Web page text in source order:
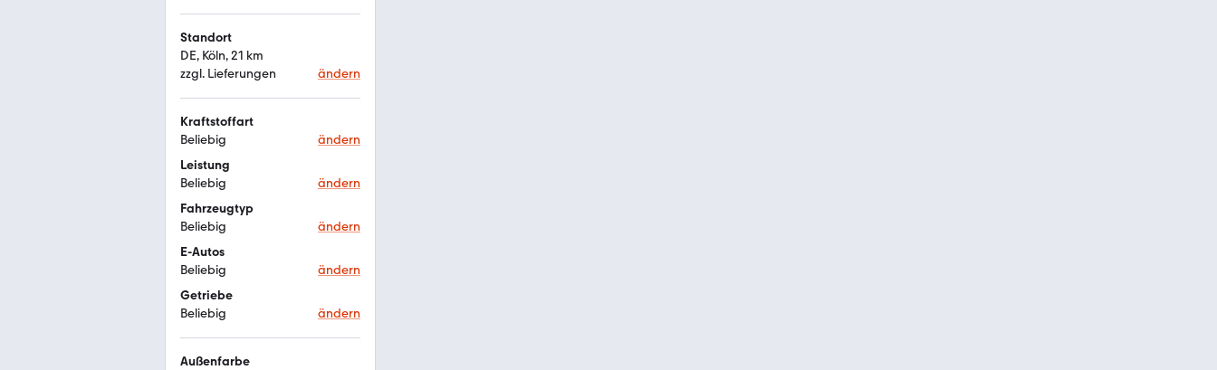
Standort
DE, Köln, 21 km
zzgl. Lieferungen
ändern
Kraftstoffart
Beliebig
ändern
Leistung
Beliebig
ändern
Fahrzeugtyp
Beliebig
ändern
E-Autos
Beliebig
ändern
Getriebe
Beliebig
ändern
Außenfarbe